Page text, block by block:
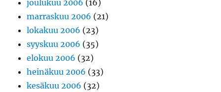
joulukuu 2006 (16)
marraskuu 2006 (21)
lokakuu 2006 (23)
syyskuu 2006 (35)
elokuu 2006 (32)
heinäkuu 2006 (33)
kesäkuu 2006 (32)